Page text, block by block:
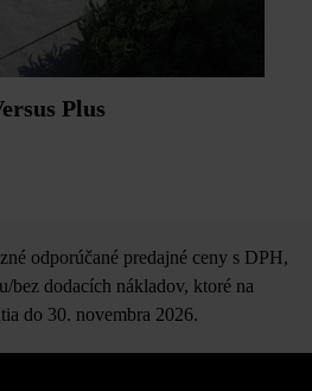
Plus
odporúčané predajné ceny s DPH,
bez dodacích nákladov, ktoré na
do 30. novembra 2026.